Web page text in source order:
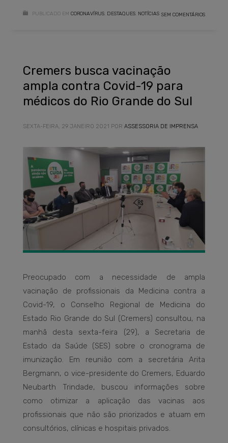
PUBLICADO EM CORONAVÍRUS DESTAQUES NOTÍCIAS SEM COMENTÁRIOS
Cremers busca vacinação
ampla contra Covid-19 para
médicos do Rio Grande do Sul
SEXTA-FEIRA, 29 JANEIRO 2021 POR ASSESSORIA DE IMPRENSA
Preocupado com a necessidade de ampla
vacinação de profissionais da Medicina contra a
Covid-19, o Conselho Regional de Medicina do
Estado Rio Grande do Sul (Cremers) consultou, na
manhã desta sexta-feira (29), a Secretaria de
Estado da Saúde (SES) sobre o cronograma de
imunização. Em reunião com a secretária Arita
Bergmann, o vice-presidente do Cremers, Eduardo
Neubarth Trindade, buscou informações sobre
como otimizar a aplicação das vacinas aos
profissionais que não são priorizados e atuam em
consultórios, clínicas e hospitais privados.